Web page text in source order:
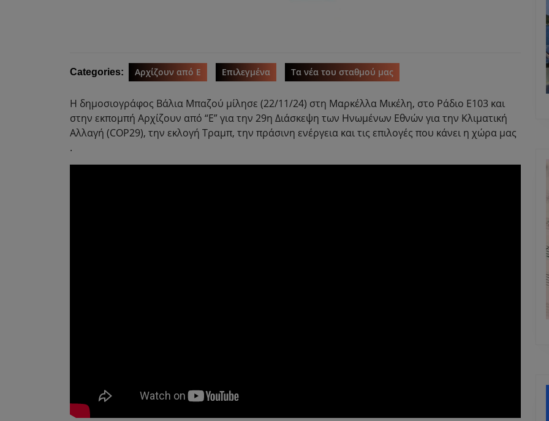
Categories: Αρχίζουν από Ε Επιλεγμένα Τα νέα του σταθμού μας
Η δημοσιογράφος Βάλια Μπαζού μίλησε (22/11/24) στη Μαρκέλλα Μικέλη, στο Ράδιο Ε103 και
στην εκπομπή Αρχίζουν από “Ε” για την 29η Διάσκεψη των Ηνωμένων Εθνών για την Κλιματική
Αλλαγή (COP29), την εκλογή Τραμπ, την πράσινη ενέργεια και τις επιλογές που κάνει η χώρα μας
.